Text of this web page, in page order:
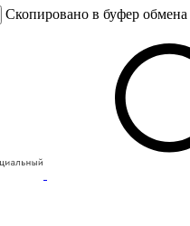
Скопировано в буфер обмена